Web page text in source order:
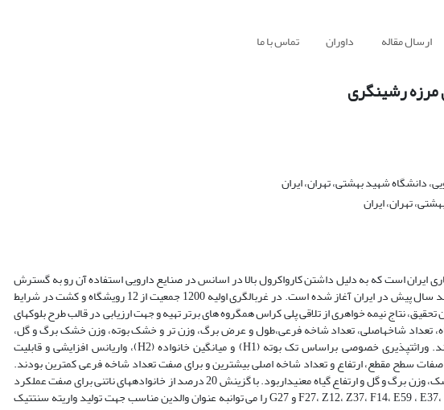
ارسال مقاله داوران تماس با ما
مرزه رشینگری
دانشگاه شهید بهشتی، تهران، ایران
تهران، ایران
ایران است که به دلیل داشتن کارواکرول بالا در اسانس در صنایع دارویی استفاده آن رو به گسترش
می باشد. برنامه اهلی سازی و اصلاح رقم مناسب از این گیاه جهت کشت از چند سال پیش در ایران آغاز شده است. در غربالگری اولیه 1200 جمعیت از 12 رویشگاه و کشت در شرایط
شدند. در این تحقیق، نتاج نیمه خواهری از تلاقی پلی کراس همگروه های برتر تهیه و جهت ارزیابی در قالب طرح بلوکهای
تعداد شاخهاصلی، تعداد شاخه فرعی،طول و عرض برگ، وزن تر و خشک بوته، وزن خشک برگ و گل،
درصد اسانس و عملکرد اسانس در مرحله گلدهی کامل اندازهگیری شدند. وراثتپذیری خصوصی براساس تک بوته (H1) و میانگین خانواده (H2)، واریانس افزایشی و قابلیت
سطح مقطع، ارتفاع و تعداد شاخه اصلی بیشترین و برای صفت تعداد شاخه فرعی کمترین بودند.
واریانس افزایشی برای صفات سطح مقطع، تعداد شاخه اصلی، وزن تر، وزن خشک، وزن برگ و گل و ارتفاع گیاه معنیداربود. با گزینش 20 درصد از خانوادههای ناتنی برای صفت عملکرد
اسانس بر اساس قابلیت ترکیبعمومی، به ترتیب خانوادههای F27، Z12، Z37، F14، E59 ، E37، Z26،Z28، K56 و G27 را می توانبه عنوان والدین مناسب جهت تولید واریته سنتتیک